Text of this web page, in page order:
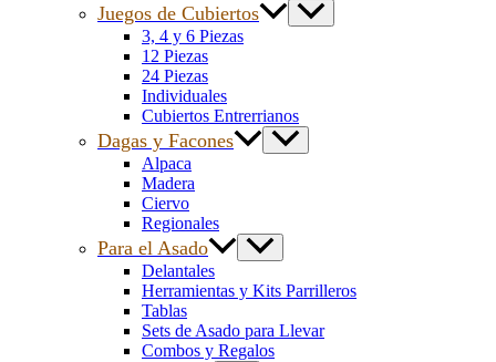
Juegos de Cubiertos
3, 4 y 6 Piezas
12 Piezas
24 Piezas
Individuales
Cubiertos Entrerrianos
Dagas y Facones
Alpaca
Madera
Ciervo
Regionales
Para el Asado
Delantales
Herramientas y Kits Parrilleros
Tablas
Sets de Asado para Llevar
Combos y Regalos